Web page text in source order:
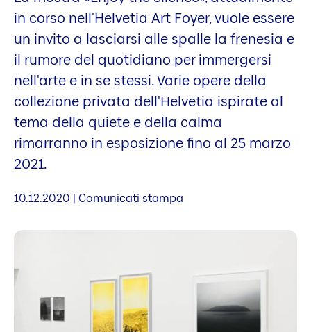
in corso nell'Helvetia Art Foyer, vuole essere
un invito a lasciarsi alle spalle la frenesia e
il rumore del quotidiano per immergersi
nell'arte e in se stessi. Varie opere della
collezione privata dell'Helvetia ispirate al
tema della quiete e della calma
rimarranno in esposizione fino al 25 marzo
2021.
10.12.2020 | Comunicati stampa